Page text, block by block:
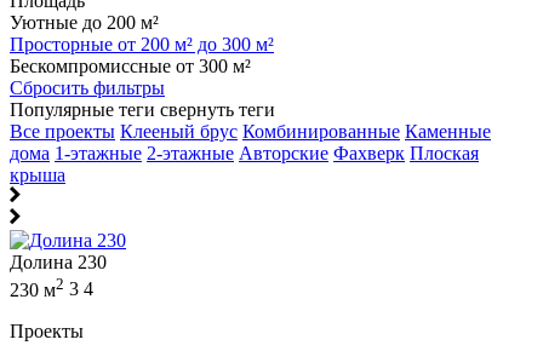
Уютные до 200 м²
Просторные от 200 м² до 300 м²
Бескомпромиссные от 300 м²
Сбросить фильтры
Популярные теги свернуть теги
Все проекты Клееный брус Комбинированные Каменные
дома 1-этажные 2-этажные Авторские Фахверк Плоская
крыша
Долина 230
230 м2 3 4
Проекты